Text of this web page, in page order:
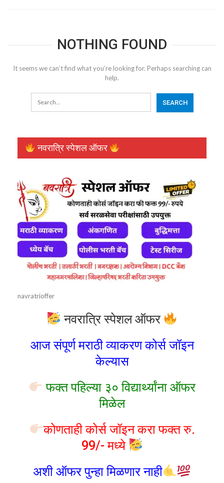
NOTHING FOUND
It seems we can’t find what you’re looking for. Perhaps searching can
help.
नवरात्रि स्पेशल ऑफर
navratrioffer
नवरात्रि स्पेशल ऑफर
आज संपूर्ण मराठी व्याकरण कोर्स जॉइन
केल्यास
फक्त पहिल्या ३० विद्यार्थ्यांना ऑफर
मिळेल
कोणताही कोर्स जॉइन करा फक्त रु.
99/- मध्ये
अशी ऑफर पुन्हा मिळणार नाही